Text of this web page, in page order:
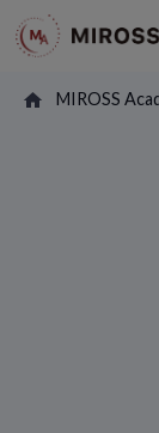
MIROSS